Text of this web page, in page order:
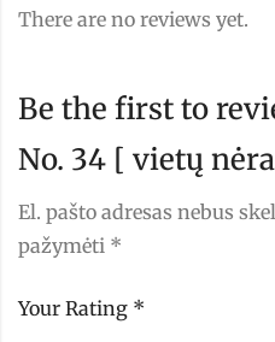
There are no reviews yet.
Be the first to
No. 34 [ vietų
El. pašto adresas nebus
pažymėti *
Your Rating *